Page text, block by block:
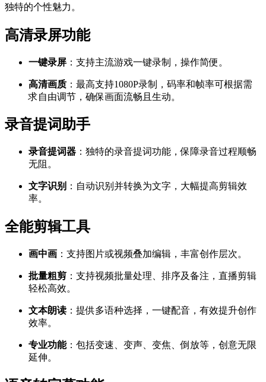
独特的个性魅力。
高清录屏功能
一键录屏 ：支持主流游戏一键录制，操作简便。
高清画质 ：最高支持1080P录制，码率和帧率可根据需
求自由调节，确保画面流畅且生动。
录音提词助手
录音提词器 ：独特的录音提词功能，保障录音过程顺畅
无阻。
文字识别 ：自动识别并转换为文字，大幅提高剪辑效
率。
全能剪辑工具
画中画 ：支持图片或视频叠加编辑，丰富创作层次。
批量粗剪 ：支持视频批量处理、排序及备注，直播剪辑
轻松高效。
文本朗读 ：提供多语种选择，一键配音，有效提升创作
效率。
专业功能：包括变速、变声、变焦、倒放等，创意无限
延伸。